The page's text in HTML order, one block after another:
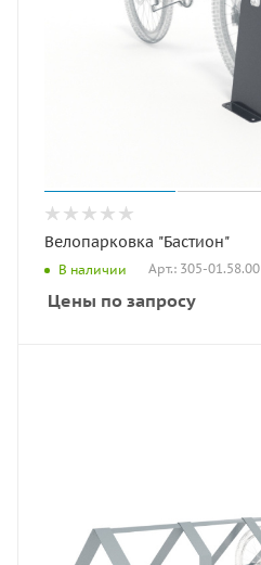
Велопарковка "Бастион"
В наличии Арт.: 305-01.58.00
Цены по запросу